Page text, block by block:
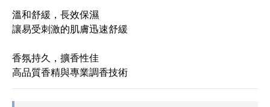
溫和舒緩，長效保濕
讓易受刺激的肌膚迅速舒緩
香氛持久，擴香性佳
高品質香精與專業調香技術